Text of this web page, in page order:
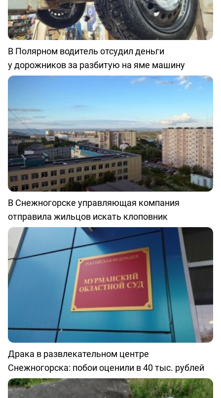
В Полярном водитель отсудил деньги
у дорожников за разбитую на яме машину
В Снежногорске управляющая компания
отправила жильцов искать клоповник
Драка в развлекательном центре
Снежногорска: побои оценили в 40 тыс. рублей